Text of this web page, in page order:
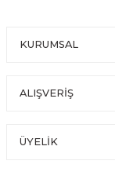
KURUMSAL
ALIŞVERİŞ
ÜYELİK